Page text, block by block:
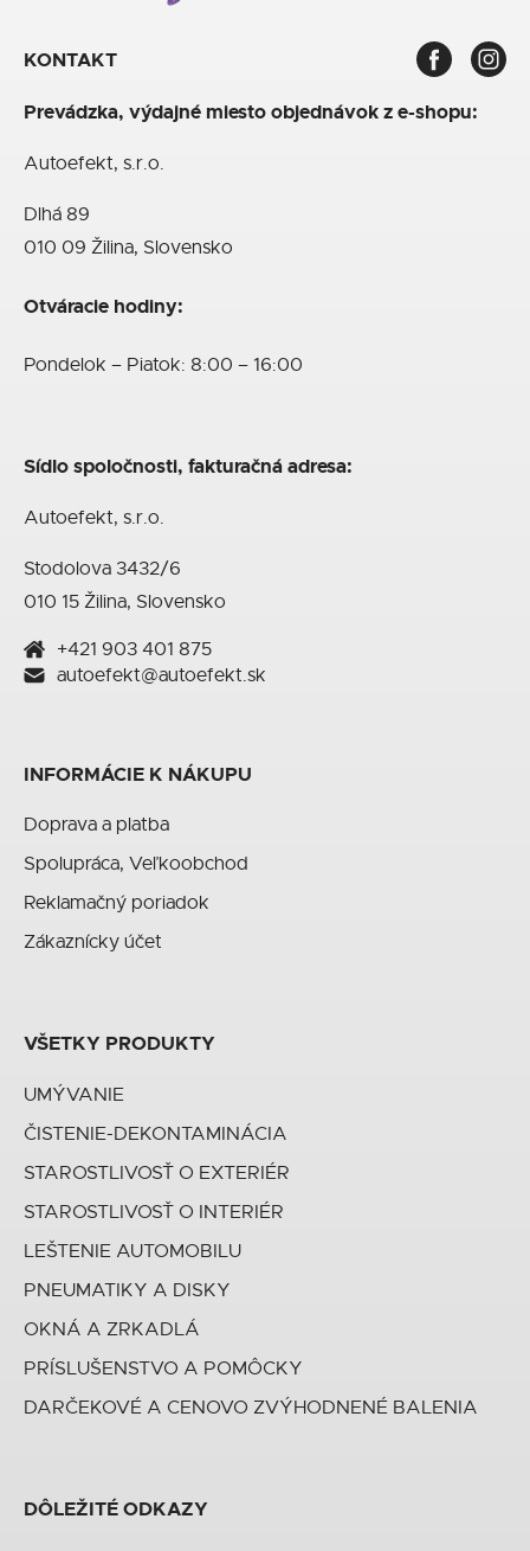
KONTAKT
Prevádzka, výdajné miesto objednávok z e-shopu:
Autoefekt, s.r.o.
Dlhá 89
010 09 Žilina, Slovensko
Otváracie hodiny:
Pondelok – Piatok: 8:00 – 16:00
Sídlo spoločnosti, fakturačná adresa:
Autoefekt, s.r.o.
Stodolova 3432/6
010 15 Žilina, Slovensko
+421 903 401 875
autoefekt@autoefekt.sk
INFORMÁCIE K NÁKUPU
Doprava a platba
Spolupráca, Veľkoobchod
Reklamačný poriadok
Zákaznícky účet
VŠETKY PRODUKTY
UMÝVANIE
ČISTENIE-DEKONTAMINÁCIA
STAROSTLIVOSŤ O EXTERIÉR
STAROSTLIVOSŤ O INTERIÉR
LEŠTENIE AUTOMOBILU
PNEUMATIKY A DISKY
OKNÁ A ZRKADLÁ
PRÍSLUŠENSTVO A POMÔCKY
DARČEKOVÉ A CENOVO ZVÝHODNENÉ BALENIA
DÔLEŽITÉ ODKAZY